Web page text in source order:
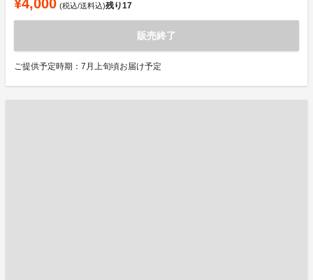
¥4,000 (税込/送料込)残り17
販売終了
ご提供予定時期：7月上旬頃お届け予定